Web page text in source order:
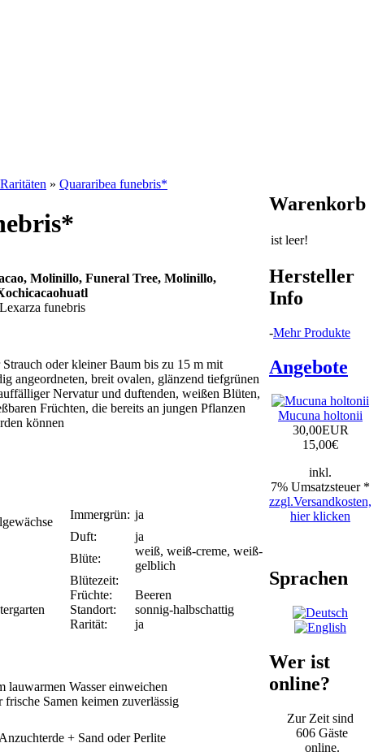
» Quararibea funebris*
Molinillo, Funeral Tree, Molinillo,
Lexarza funebris
oder kleiner Baum bis zu 15 m mit
angeordneten, breit ovalen, glänzend tiefgrünen
Nervatur und duftenden, weißen Blüten,
Früchten, die bereits an jungen Pflanzen
können
Immergrün: ja
Duft:
ja
Blüte:
weiß, weiß-creme, weiß-
gelblich
Blütezeit:
Früchte:
Beeren
Standort:
sonnig-halbschattig
Rarität: ja
lauwarmen Wasser einweichen
frische Samen keimen zuverlässig
+ Sand oder Perlite
Warenkorb
ist leer!
Hersteller
Info
-Mehr Produkte
Angebote
Mucuna holtonii
30,00EUR
15,00€
inkl.
7% Umsatzsteuer *
zzgl.Versandkosten,
hier klicken
Sprachen
Wer ist
online?
Zur Zeit sind
606 Gäste
online.